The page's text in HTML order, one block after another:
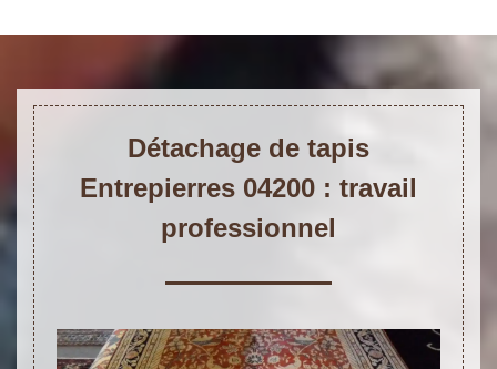
Détachage de tapis
Entrepierres 04200 : travail
professionnel